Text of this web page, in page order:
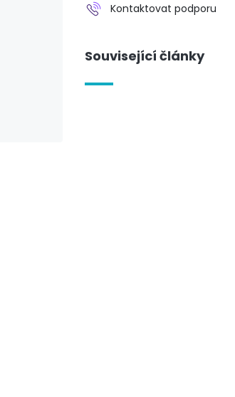
Kontaktovat podporu
Související články